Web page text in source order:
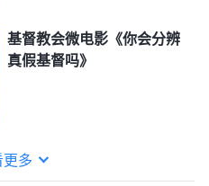
基督教会微电影《你会分辨
真假基督吗》
多